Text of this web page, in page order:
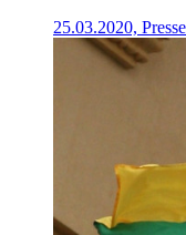
25.03.2020,